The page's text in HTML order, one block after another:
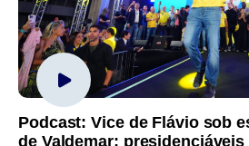
Podcast: Vice de Flávio sob
de Valdemar; presidenciáveis